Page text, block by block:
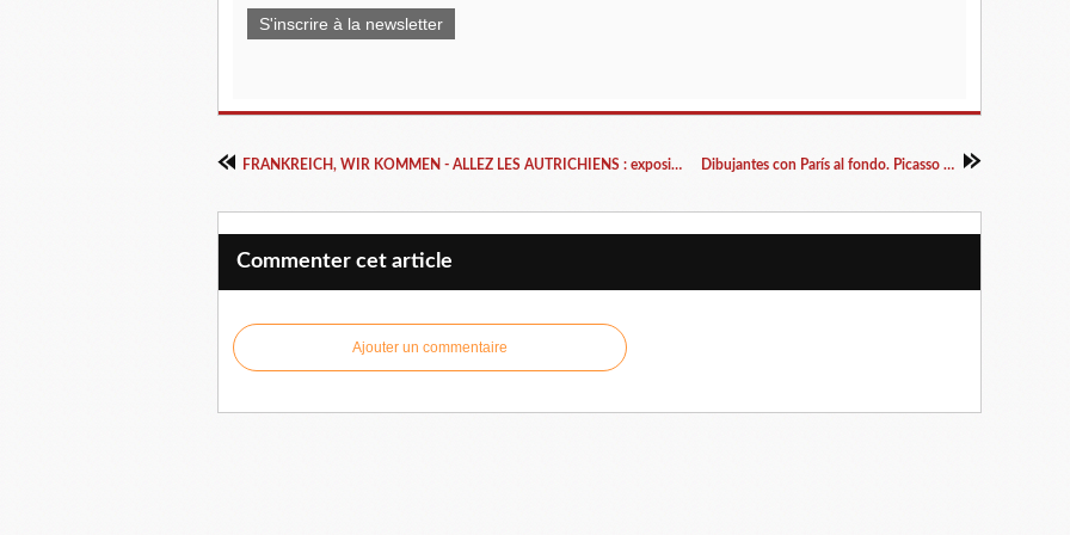
S'inscrire à la newsletter
FRANKREICH, WIR KOMMEN - ALLEZ LES AUTRICHIENS : exposition à l'Ambassade d'Autriche à Paris Dibujantes con París al fondo. Picasso y las revistas ilustradas
Commenter cet article
Ajouter un commentaire